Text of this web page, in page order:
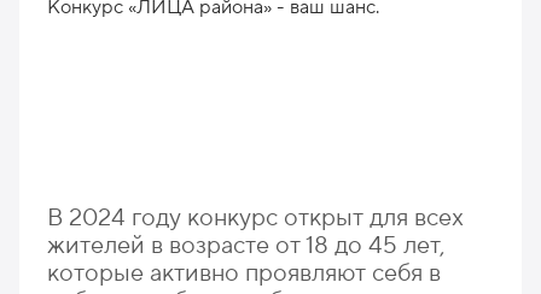
В 2024 году конкурс открыт для всех
жителей в возрасте от 18 до 45 лет,
которые активно проявляют себя в